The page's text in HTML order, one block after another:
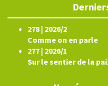
278 | 2026/2
Comme on en parle
277 | 2026/1
Sur le sentier de la